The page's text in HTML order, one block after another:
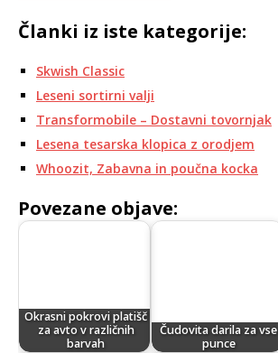
Članki iz iste kategorije:
Skwish Classic
Leseni sortirni valji
Transformobile – Dostavni tovornjak
Lesena tesarska klopica z orodjem
Whoozit, Zabavna in poučna kocka
Povezane objave:
Okrasni pokrovi platišč
za avto v različnih
barvah
Čudovita darila za vse
punce